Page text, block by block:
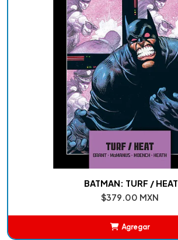
BATMAN: TURF / HEAT
$379.00 MXN
Agregar